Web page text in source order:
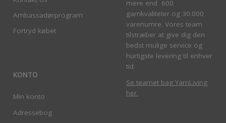
Ambassadørprogram
Fortryd købet
KONTO
Min konto
Adressebog
mere end 600
garnkvaliteter og 30.000
varenumre. Vores team
tilstræber at give dig den
bedst mulige service og
hurtigste levering til enhver
tid.
Se teamet bag YarnLiving
her.